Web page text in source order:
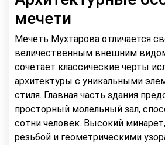
мечети
Мечеть Мухтарова отличается
величественным внешним
сочетает классические черты
архитектуры с уникальными
стиля. Главная часть здания
просторный молельный зал,
сотни человек. Высокий
резьбой и геометрическими